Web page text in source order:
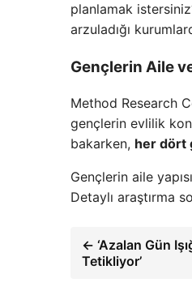
planlamak
arzuladığı
Gençlerin Aile
Method Research
gençlerin evlilik
bakarken, her dört
Gençlerin aile
Detaylı araştırma
← ‘Azalan Gün
Tetikliyor’